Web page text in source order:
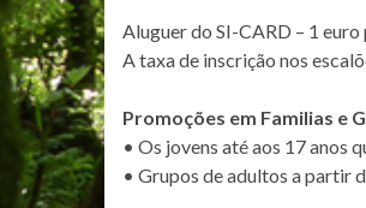
Aluguer do SI-CARD – 1
A taxa de inscrição nos
Promoções em Familias e
• Os jovens até aos 17 anos
• Grupos de adultos a partir